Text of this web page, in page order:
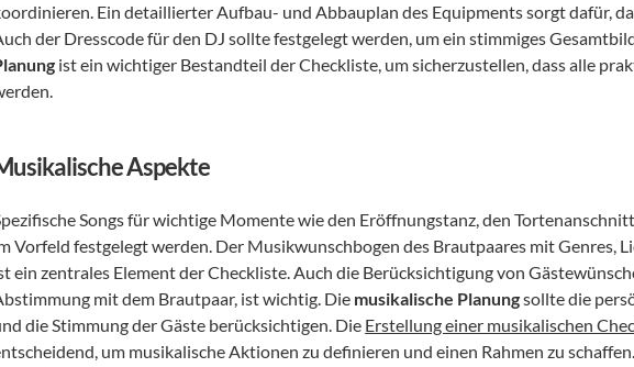
Ein detaillierter Aufbau- und Abbauplan des Equipments sorgt dafür,
der Dresscode für den DJ sollte festgelegt werden, um ein stimmiges
ist ein wichtiger Bestandteil der Checkliste, um sicherzustellen, dass alle
Aspekte
Songs für wichtige Momente wie den Eröffnungstanz, den
Vorfeld festgelegt werden. Der Musikwunschbogen des Brautpaares mit Genres,
ein zentrales Element der Checkliste. Auch die Berücksichtigung von
mit dem Brautpaar, ist wichtig. Die musikalische Planung sollte die
die Stimmung der Gäste berücksichtigen. Die Erstellung einer musikalischen
um musikalische Aktionen zu definieren und einen Rahmen zu schaffen.